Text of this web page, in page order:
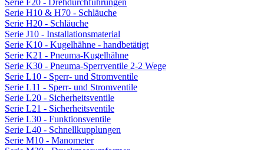
Serie F20 - Drehdurchführungen
Serie H10 & H70 - Schläuche
Serie H20 - Schläuche
Serie J10 - Installationsmaterial
Serie K10 - Kugelhähne - handbetätigt
Serie K21 - Pneuma-Kugelhähne
Serie K30 - Pneuma-Sperrventile 2-2 Wege
Serie L10 - Sperr- und Stromventile
Serie L11 - Sperr- und Stromventile
Serie L20 - Sicherheitsventile
Serie L21 - Sicherheitsventile
Serie L30 - Funktionsventile
Serie L40 - Schnellkupplungen
Serie M10 - Manometer